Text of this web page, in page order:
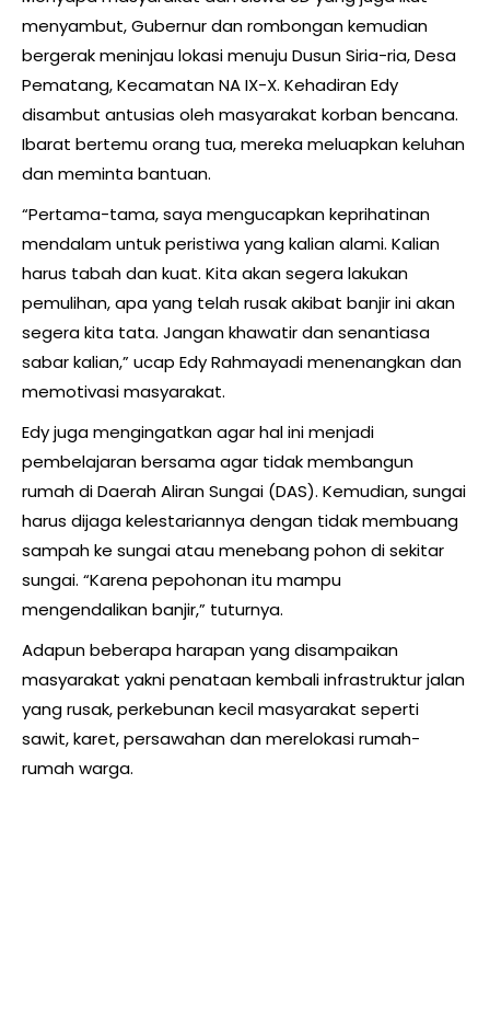
menyambut, Gubernur dan rombongan kemudian
bergerak meninjau lokasi menuju Dusun Siria-ria, Desa
Pematang, Kecamatan NA IX-X. Kehadiran Edy
disambut antusias oleh masyarakat korban bencana.
Ibarat bertemu orang tua, mereka meluapkan keluhan
dan meminta bantuan.
“Pertama-tama, saya mengucapkan keprihatinan
mendalam untuk peristiwa yang kalian alami. Kalian
harus tabah dan kuat. Kita akan segera lakukan
pemulihan, apa yang telah rusak akibat banjir ini akan
segera kita tata. Jangan khawatir dan senantiasa
sabar kalian,” ucap Edy Rahmayadi menenangkan dan
memotivasi masyarakat.
Edy juga mengingatkan agar hal ini menjadi
pembelajaran bersama agar tidak membangun
rumah di Daerah Aliran Sungai (DAS). Kemudian, sungai
harus dijaga kelestariannya dengan tidak membuang
sampah ke sungai atau menebang pohon di sekitar
sungai. “Karena pepohonan itu mampu
mengendalikan banjir,” tuturnya.
Adapun beberapa harapan yang disampaikan
masyarakat yakni penataan kembali infrastruktur jalan
yang rusak, perkebunan kecil masyarakat seperti
sawit, karet, persawahan dan merelokasi rumah-
rumah warga.